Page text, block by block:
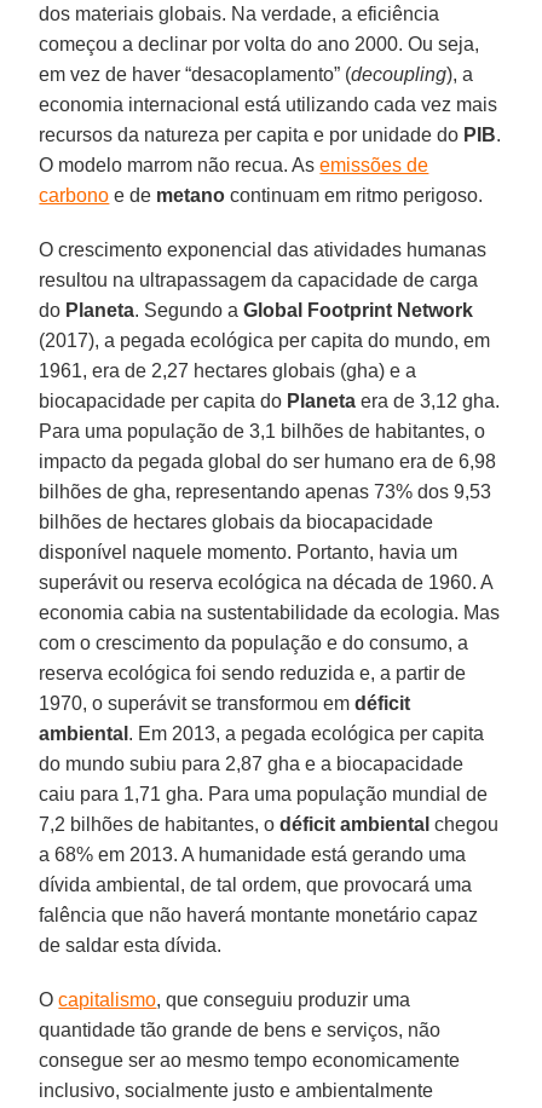
dos materiais globais. Na verdade, a eficiência
começou a declinar por volta do ano 2000. Ou seja,
em vez de haver “desacoplamento” (decoupling), a
economia internacional está utilizando cada vez mais
recursos da natureza per capita e por unidade do PIB.
O modelo marrom não recua. Asemissões de
carbono e de metano continuam em ritmo perigoso.
O crescimento exponencial das atividades humanas
resultou na ultrapassagem da capacidade de carga
do Planeta. Segundo aGlobal Footprint Network
(2017), a pegada ecológica per capita do mundo, em
1961, era de 2,27 hectares globais (gha) e a
biocapacidade per capita do Planeta era de 3,12 gha.
Para uma população de 3,1 bilhões de habitantes, o
impacto da pegada global do ser humano era de 6,98
bilhões de gha, representando apenas 73% dos 9,53
bilhões de hectares globais da biocapacidade
disponível naquele momento. Portanto, havia um
superávit ou reserva ecológica na década de 1960. A
economia cabia na sustentabilidade da ecologia. Mas
com o crescimento da população e do consumo, a
reserva ecológica foi sendo reduzida e, a partir de
1970, o superávit se transformou emdéficit
ambiental . Em 2013, a pegada ecológica per capita
do mundo subiu para 2,87 gha e a biocapacidade
caiu para 1,71 gha. Para uma população mundial de
7,2 bilhões de habitantes, odéficit ambiental chegou
a 68% em 2013. A humanidade está gerando uma
dívida ambiental, de tal ordem, que provocará uma
falência que não haverá montante monetário capaz
de saldar esta dívida.
Ocapitalismo, que conseguiu produzir uma
quantidade tão grande de bens e serviços, não
consegue ser ao mesmo tempo economicamente
inclusivo, socialmente justo e ambientalmente